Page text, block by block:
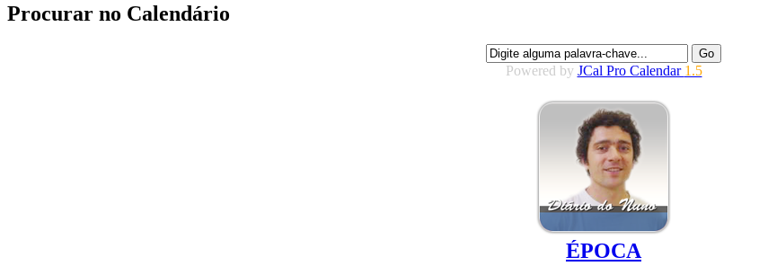
Procurar no Calendário
Powered by JCal Pro Calendar 1.5
ÉPOCA